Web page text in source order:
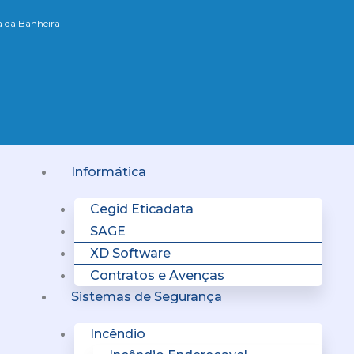
da Banheira
Informática
Cegid Eticadata
SAGE
XD Software
Contratos e Avenças
Sistemas de Segurança
Incêndio
Menu